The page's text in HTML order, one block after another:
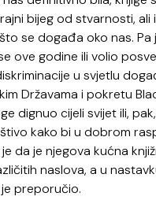
bijeg od stvarnosti, ali
se događa oko nas. Pa
ove godine ili volio
u svjetlu
Državama i pokretu
dignuo cijeli svijet ili,
kako bi u dobrom
da je njegova kućna
naslova, a u
preporučio.